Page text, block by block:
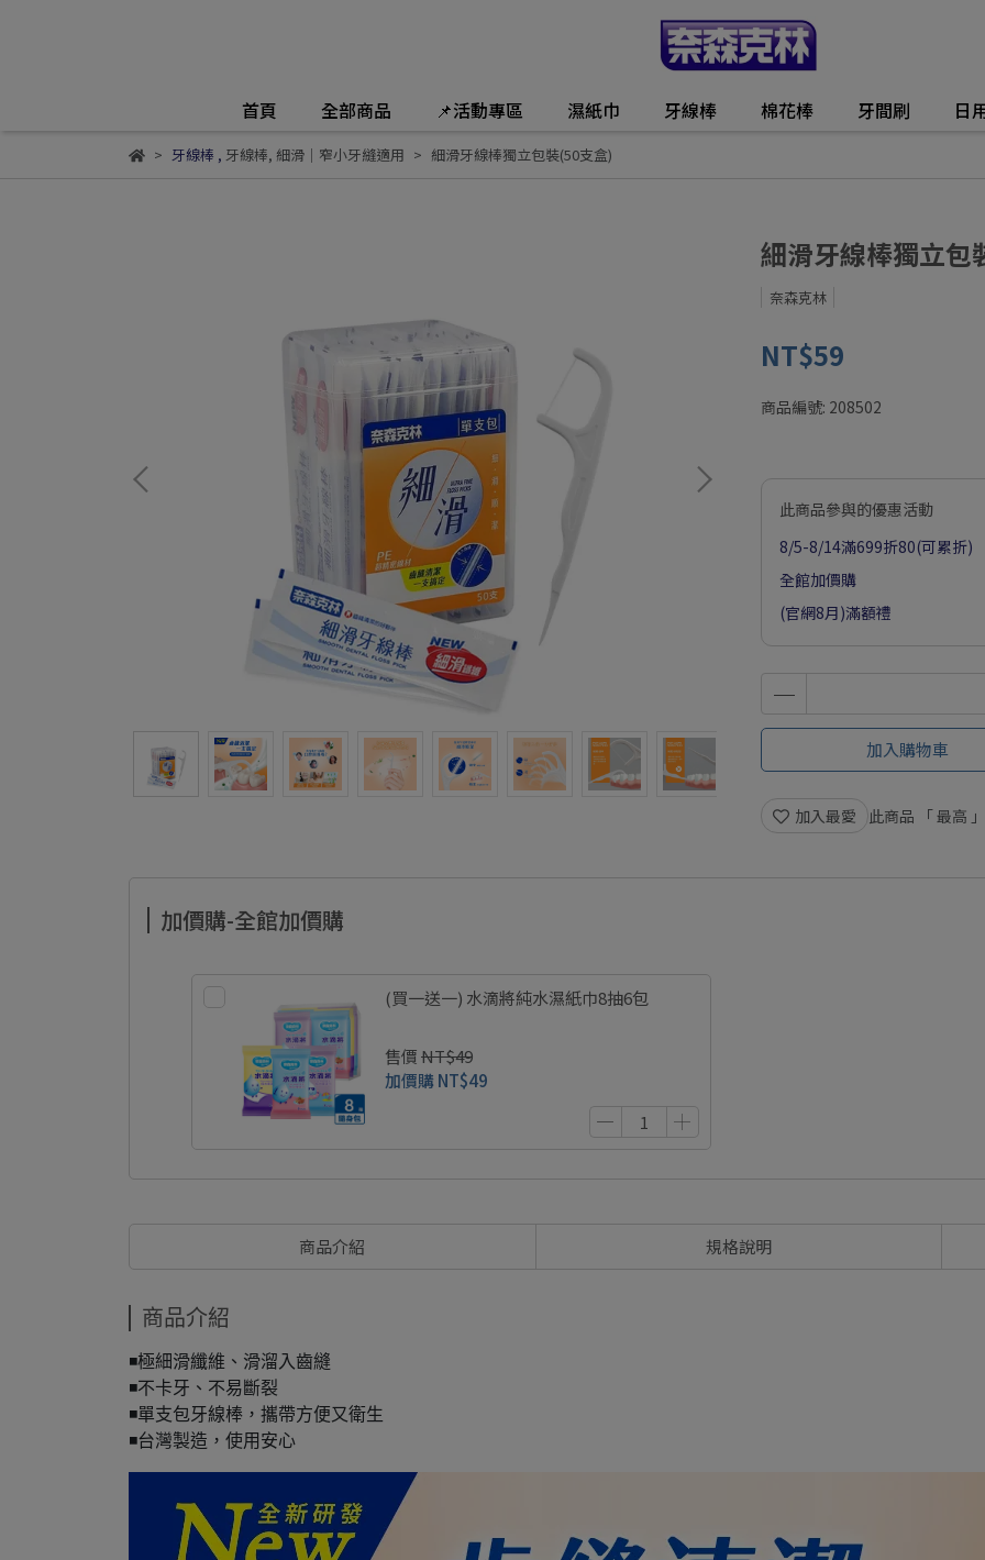
首頁 全部商品 📌活動專區 濕紙巾 牙線棒 棉花棒 牙間刷 日
牙線棒 , 牙線棒, 細滑｜窄小牙縫適用 細滑牙線棒獨立包裝(50支盒)
細滑牙線棒獨立包
奈森克林
NT$59
商品編號: 208502
此商品參與的優惠活動
8/5-8/14滿699折80(可累折)
全館加價購
(官網8月)滿額禮
加入購物車
加入最愛 此商品 「 最高
加價購-全館加價購
(買一送一) 水滴將純水濕紙巾8抽6包
售價NT$49
加價購NT$49
商品介紹 規格說明
商品介紹
◾️極細滑纖維、滑溜入齒縫
◾️不卡牙、不易斷裂
◾️單支包牙線棒，攜帶方便又衛生
◾️台灣製造，使用安心